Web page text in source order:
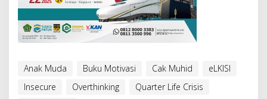
Anak Muda Buku Motivasi Cak Muhid
eLKISI
Insecure
Overthinking
Quarter Life Crisis